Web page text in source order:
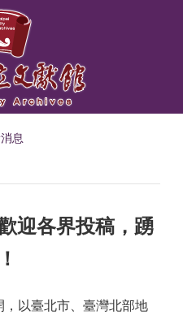
息
迎各界投稿，踴
以臺北市、臺灣北部地